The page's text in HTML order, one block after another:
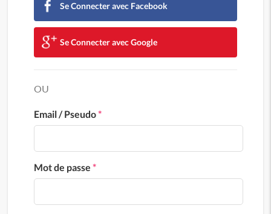
Se Connecter avec Facebook
Se Connecter avec Google
OU
Email / Pseudo*
Mot de passe *